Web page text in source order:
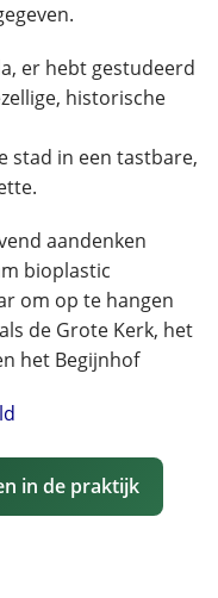
er hebt gestudeerd
historische
stad in een tastbare,
aandenken
bioplastic
om op te hangen
de Grote Kerk, het
het Begijnhof
in de praktijk